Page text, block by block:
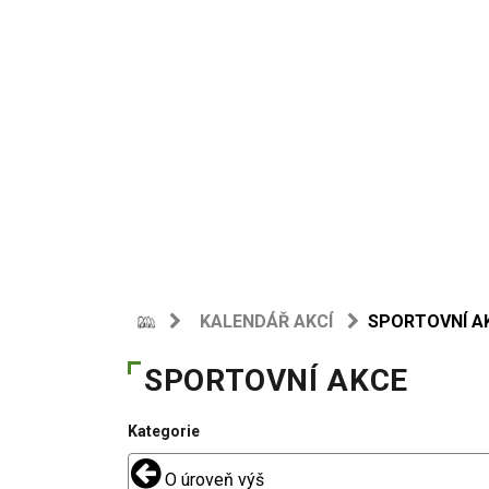
KALENDÁŘ AKCÍ SPORTOVNÍ
SPORTOVNÍ AKCE
Kategorie
O úroveň výš